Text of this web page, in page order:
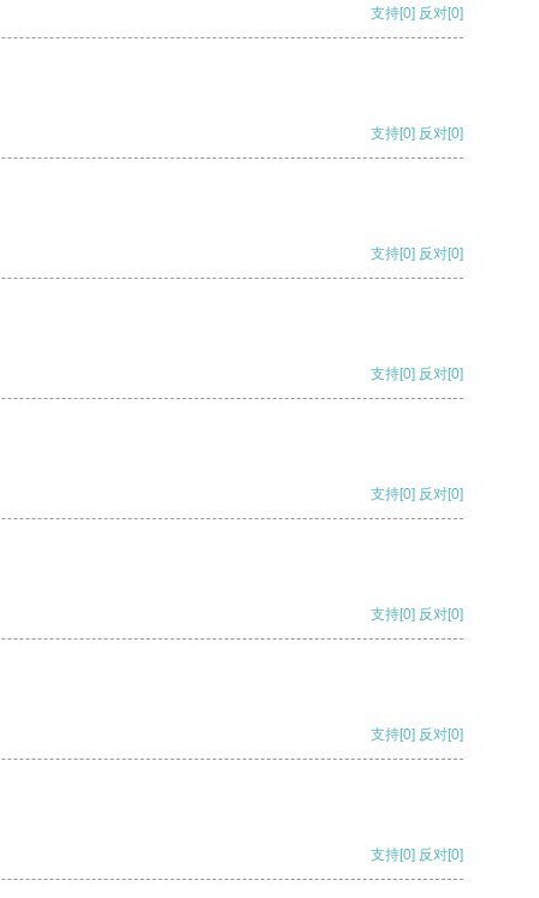
支持[0] 反对[0]
支持[0] 反对[0]
支持[0] 反对[0]
支持[0] 反对[0]
支持[0] 反对[0]
支持[0] 反对[0]
支持[0] 反对[0]
支持[0] 反对[0]